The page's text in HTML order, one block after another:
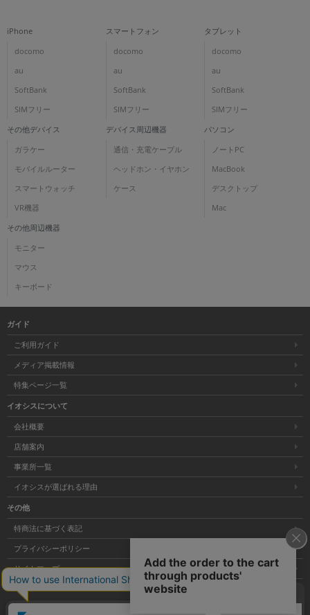
iPhone
docomo
au
SoftBank
SIMフリー
スマートフォン
docomo
au
SoftBank
SIMフリー
タブレット
docomo
au
SoftBank
SIMフリー
その他デバイス
ガラケー
モバイルルーター
スマートウォッチ
VR機器
デバイス周辺機器
通信・充電ケーブル
ヘッドホン・イヤホン
ケース
パソコン
ノートPC
MacBook
デスクトップ
Mac
その他周辺機器
モニター
マウス
キーボード
ガイド
ご利用ガイド
メディア掲載情報
特集ページ一覧
イオシスについて
会社概要
店舗案内
事業所一覧
イオシスが選ばれる理由
その他
特商法に基づく表記
プライバシーポリシー
サイトマップ